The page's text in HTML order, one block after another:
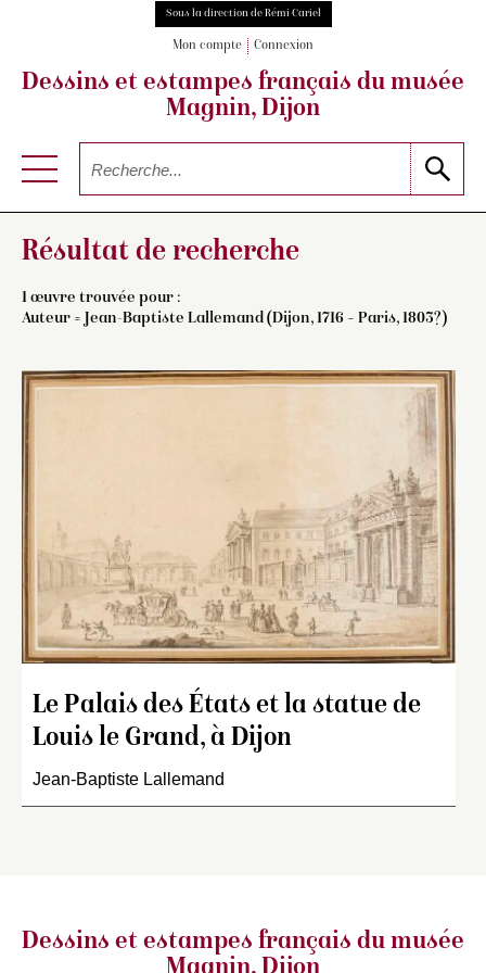
Sous la direction de Rémi Cariel
Mon compte Connexion
Dessins et estampes français du musée
Magnin, Dijon
Résultat de recherche
1 œuvre trouvée pour :
Auteur = Jean-Baptiste Lallemand (Dijon, 1716 – Paris, 1803?)
Le Palais des États et la statue de
Louis le Grand, à Dijon
Jean-Baptiste Lallemand
Dessins et estampes français du musée